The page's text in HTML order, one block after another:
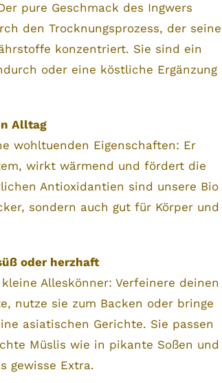
pure Geschmack des Ingwers
den Trocknungsprozess, der seine
konzentriert. Sie sind ein
oder eine köstliche Ergänzung
Alltag
wohltuenden Eigenschaften: Er
wirkt wärmend und fördert die
Antioxidantien sind unsere Bio
sondern auch gut für Körper und
oder herzhaft
Alleskönner: Verfeinere deinen
nutze sie zum Backen oder bringe
asiatischen Gerichte. Sie passen
Müslis wie in pikante Soßen und
gewisse Extra.